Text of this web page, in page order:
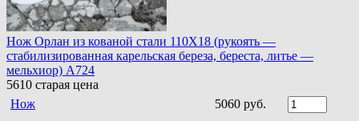
Нож Орлан из кованой стали 110Х18 (рукоять —
стабилизированная карельская береза, береста, литье —
мельхиор) A724
5610 старая цена
Нож
5060 руб.